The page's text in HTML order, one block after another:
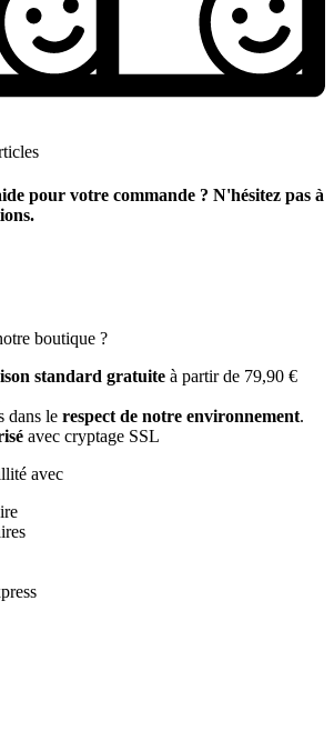
pour votre commande ? N'hésitez pas à
boutique ?
standard gratuite à partir de 79,90 €
dans le respect de notre environnement.
avec cryptage SSL
avec